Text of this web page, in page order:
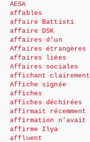
AESA
affables
affaire Battisti
affaire DSK
affaires d’un
Affaires étrangères
affaires liées
Affaires sociales
affichant clairement
Affiche signée
affiches
affiches déchirées
affirmait récemment
affirmation n’avait
affirme Ilya
affluent